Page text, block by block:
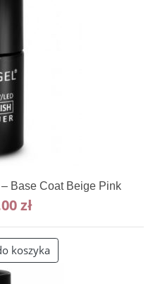
Base Coat Beige Pink
zł
koszyka